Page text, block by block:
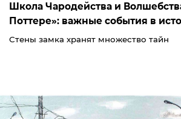
Школа Чародейства и
Поттере»: важные события в
Стены замка хранят множество тайн